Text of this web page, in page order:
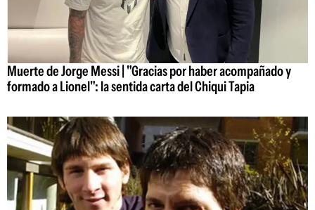
Muerte de Jorge Messi | "Gracias por haber acompañado y
formado a Lionel": la sentida carta del Chiqui Tapia